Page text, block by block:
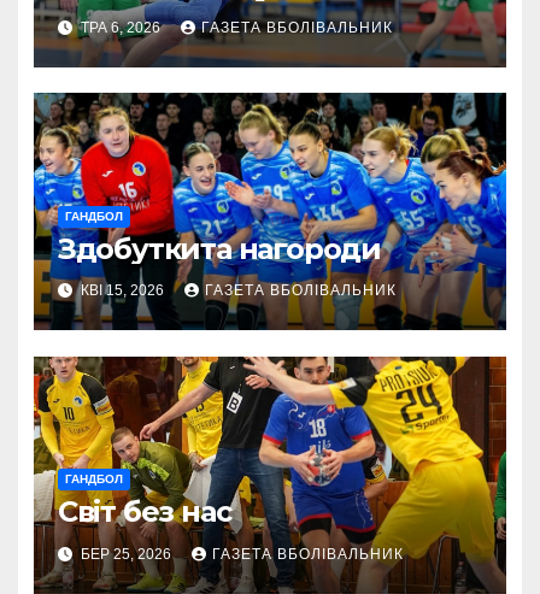
ТРА 6, 2026 ГАЗЕТА ВБОЛІВАЛЬНИК
ГАНДБОЛ
Здобуткита нагороди
КВІ 15, 2026 ГАЗЕТА ВБОЛІВАЛЬНИК
ГАНДБОЛ
Світ без нас
БЕР 25, 2026 ГАЗЕТА ВБОЛІВАЛЬНИК